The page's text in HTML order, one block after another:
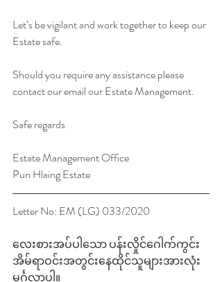
Let’s be vigilant and work together to keep our
Estate safe.
Should you require any assistance please
contact our email our Estate Management.
Safe regards
Estate Management Office
Pun Hlaing Estate
Letter No: EM (LG) 033/2020
လေးစားအပ်ပါသော ပန်းလှိုင်ဂေါက်ကွင်း
အိမ်ရာဝင်းအတွင်းနေထိုင်သူများအားလုံး
မင်္ဂလာပါ။